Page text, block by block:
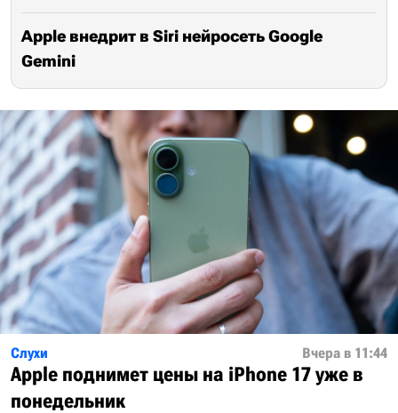
Apple внедрит в Siri нейросеть Google
Gemini
Слухи Вчера в 11:44
Apple поднимет цены на iPhone 17 уже в
понедельник